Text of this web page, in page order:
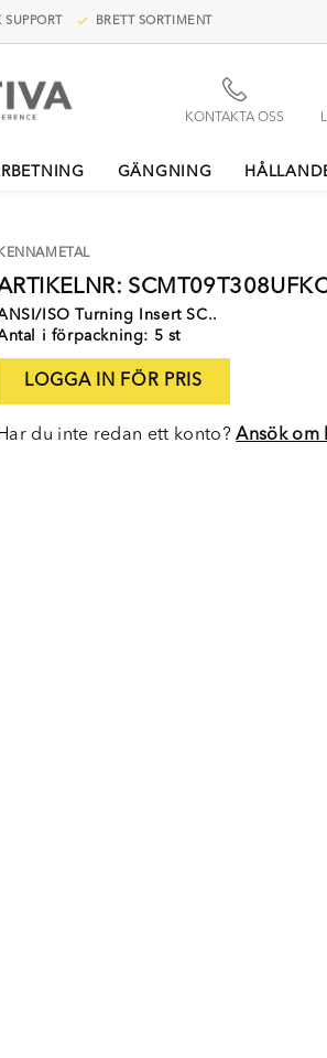
BRETT SORTIMENT
KONTAKTA OSS
GÄNGNING
KENNAMETAL
ISO Turning Insert SC..
i förpackning: 5 st
LOGGA IN FÖR PRIS
Har du inte redan ett konto?Ansök om